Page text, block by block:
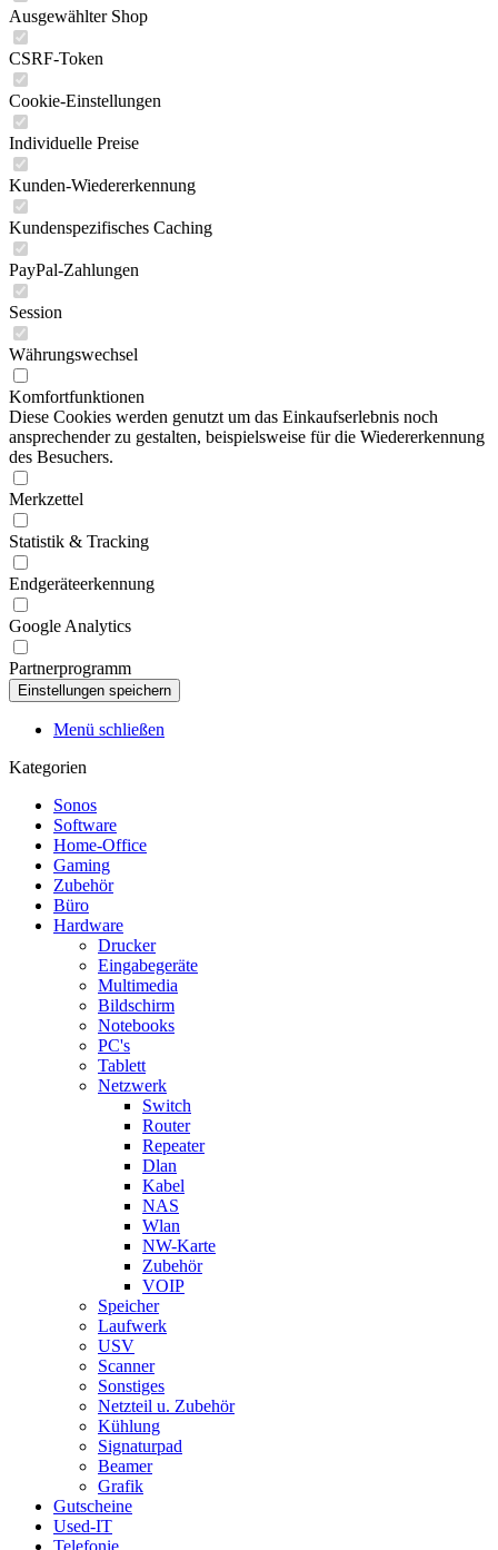
Ausgewählter Shop
CSRF-Token
Cookie-Einstellungen
Individuelle Preise
Kunden-Wiedererkennung
Kundenspezifisches Caching
PayPal-Zahlungen
Session
Währungswechsel
Komfortfunktionen
Diese Cookies werden genutzt um das Einkaufserlebnis noch
ansprechender zu gestalten, beispielsweise für die Wiedererkennung
des Besuchers.
Merkzettel
Statistik & Tracking
Endgeräteerkennung
Google Analytics
Partnerprogramm
Menü schließen
Kategorien
Sonos
Software
Home-Office
Gaming
Zubehör
Büro
Hardware
Drucker
Eingabegeräte
Multimedia
Bildschirm
Notebooks
PC's
Tablett
Netzwerk
Switch
Router
Repeater
Dlan
Kabel
NAS
Wlan
NW-Karte
Zubehör
VOIP
Speicher
Laufwerk
USV
Scanner
Sonstiges
Netzteil u. Zubehör
Kühlung
Signaturpad
Beamer
Grafik
Gutscheine
Used-IT
Telefonie